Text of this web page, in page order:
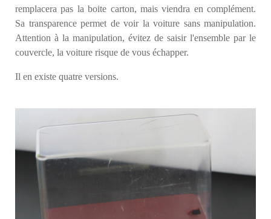
remplacera pas la boite carton, mais viendra en complément.
Sa transparence permet de voir la voiture sans manipulation.
Attention à la manipulation, évitez de saisir l'ensemble par le
couvercle, la voiture risque de vous échapper.
Il en existe quatre versions.